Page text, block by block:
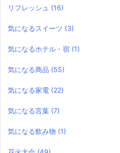
リフレッシュ (16)
気になるスイーツ (3)
気になるホテル・宿 (1)
気になる商品 (55)
気になる家電 (22)
気になる言葉 (7)
気になる飲み物 (1)